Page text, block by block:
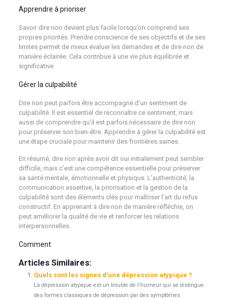
Apprendre à prioriser
Savoir dire non devient plus facile lorsqu’on comprend ses
propres priorités. Prendre conscience de ses objectifs et de ses
limites permet de mieux évaluer les demandes et de dire non de
manière éclairée. Cela contribue à une vie plus équilibrée et
significative.
Gérer la culpabilité
Dire non peut parfois être accompagné d’un sentiment de
culpabilité. Il est essentiel de reconnaître ce sentiment, mais
aussi de comprendre qu’il est parfois nécessaire de dire non
pour préserver son bien-être. Apprendre à gérer la culpabilité est
une étape cruciale pour maintenir des frontières saines.
En résumé, dire non après avoir dit oui initialement peut sembler
difficile, mais c’est une compétence essentielle pour préserver
sa santé mentale, émotionnelle et physique. L’authenticité, la
communication assertive, la priorisation et la gestion de la
culpabilité sont des éléments clés pour maîtriser l’art du refus
constructif. En apprenant à dire non de manière réfléchie, on
peut améliorer la qualité de vie et renforcer les relations
interpersonnelles.
Comment
Articles Similaires:
Quels sont les signes d’une dépression atypique ?
La dépression atypique est un trouble de l’humeur qui se distingue
des formes classiques de dépression par des symptômes